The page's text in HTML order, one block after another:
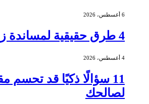
6 أغسطس، 2026
4 طرق حقيقية لمساندة زميل يمر بمحنة
4 أغسطس، 2026
11 سؤالًا ذكيًا قد تحسم
لصالحك